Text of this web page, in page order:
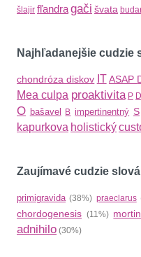
šlajir fľandragači švata
Najhľadanejšie cudzie
chondróza diskov IT ASAP
Mea culpa proaktivita P
O bašavel B impertinentný S
kapurkova holistický
Zaujímavé cudzie slová
primigravida(38%) praeclarus
chordogenesis (11%)
adnihilo (30%)